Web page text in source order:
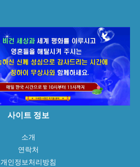
사이트 정보
소개
연락처
개인정보처리방침